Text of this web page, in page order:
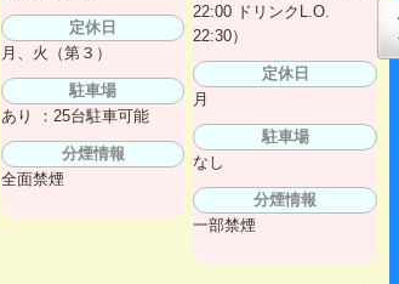
定休日
月、火（第３）
駐車場
あり ：25台駐車可能
分煙情報
全面禁煙
22:00 ドリンクL.O.
22:30）
定休日
月
駐車場
なし
分煙情報
一部禁煙